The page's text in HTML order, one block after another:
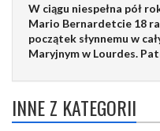
W ciągu niespełna pół
Mario Bernardetcie 18
początek słynnemu w
Maryjnym w Lourdes.
INNE Z KATEGORII